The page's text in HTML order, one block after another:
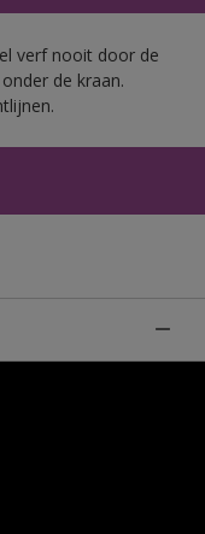
verf nooit door de
de kraan.